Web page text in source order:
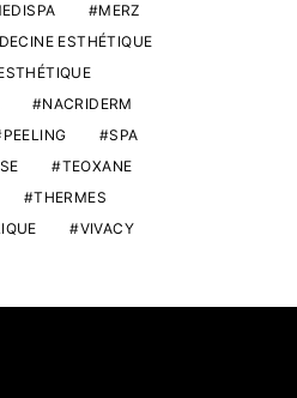
MERZ
ESTHÉTIQUE
NACRIDERM
PEELING
SPA
TEOXANE
THERMES
VIVACY